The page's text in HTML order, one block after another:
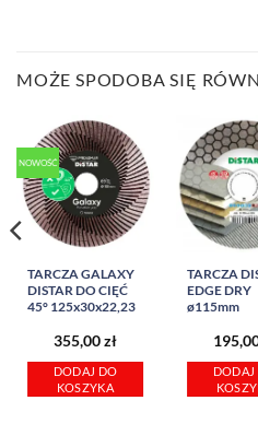
MOŻE SPODOBA SIĘ
NOWOŚĆ
TARCZA GALAXY
DISTAR DO CIĘĆ
45° 125x30x22,23
355,00zł
DODAJ DO
KOSZYKA
TARCZA
EDGE DRY
ø115mm
DODAJ